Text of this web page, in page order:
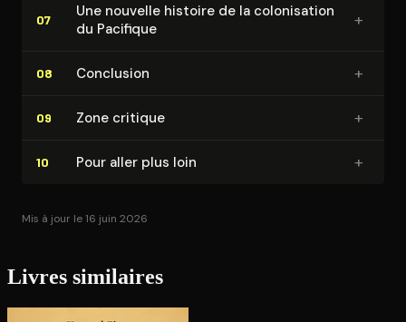
07
Une nouvelle histoire de la co­lo­ni­sa­tion
du Pacifique
+
08 Conclusion +
09 Zone critique +
10 Pour aller plus loin +
Mis à jour le 16 juin 2026
Livres similaires